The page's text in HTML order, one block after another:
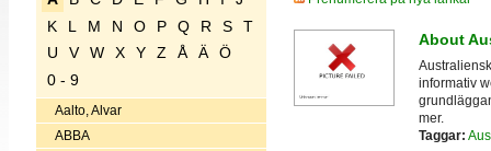
K
L M N O P Q R S
T
U
V W X Y Z Å Ä
Ö
0 - 9
Aalto, Alvar
ABBA
About
informativ
mer.
Taggar: